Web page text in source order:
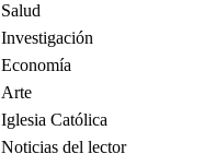
Salud
Investigación
Economía
Arte
Iglesia Católica
Noticias del lector